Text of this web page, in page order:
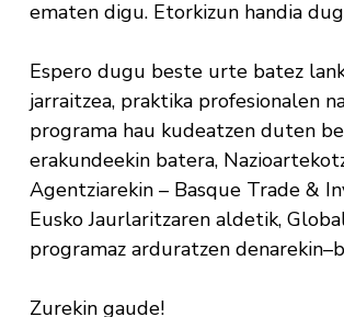
ematen digu. Etorkizun handia
Espero dugu beste urte batez
jarraitzea, praktika profesionalen
programa hau kudeatzen duten
erakundeekin batera,
Agentziarekin – Basque Trade &
Eusko Jaurlaritzaren aldetik,
programaz arduratzen
Zurekin gaude!